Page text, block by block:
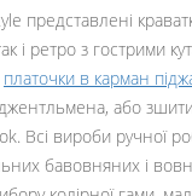
представлені
і ретро з гострими
платочки в карман
або
Всі вироби ручної
бавовняних і